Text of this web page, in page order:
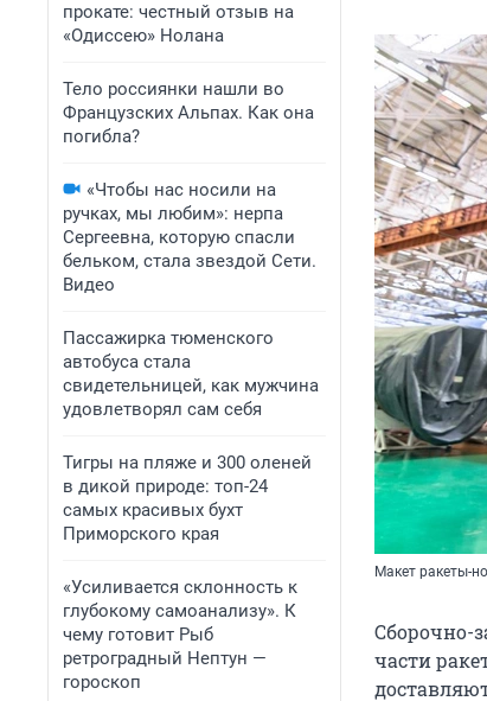
прокате: честный отзыв на
«Одиссею» Нолана
Тело россиянки нашли во
Французских Альпах. Как она
погибла?
«Чтобы нас носили на
ручках, мы любим»: нерпа
Сергеевна, которую спасли
бельком, стала звездой Сети.
Видео
Пассажирка тюменского
автобуса стала
свидетельницей, как мужчина
удовлетворял сам себя
Тигры на пляже и 300 оленей
в дикой природе: топ-24
самых красивых бухт
Приморского края
«Усиливается склонность к
глубокому самоанализу». К
чему готовит Рыб
ретроградный Нептун —
гороскоп
Макет ракеты-
Сборочно-
части